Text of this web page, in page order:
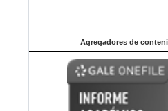
Agregadores de